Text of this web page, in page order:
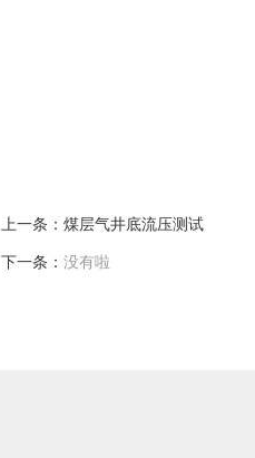
上一条： 煤层气井底流压测试
下一条： 没有啦